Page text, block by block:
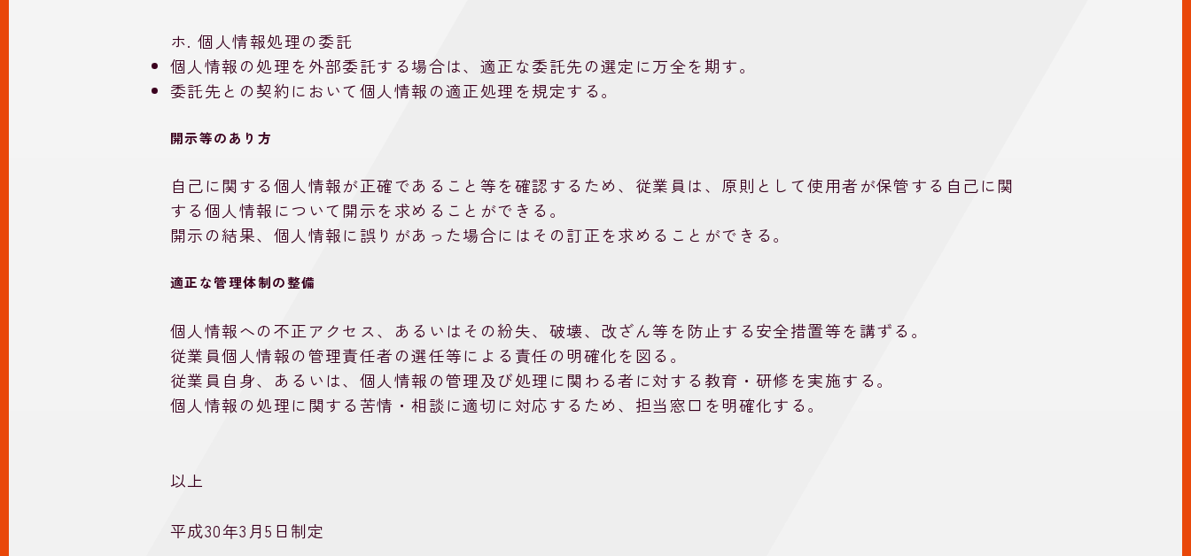
ホ. 個人情報処理の委託
個人情報の処理を外部委託する場合は、適正な委託先の選定に万全を期す。
委託先との契約において個人情報の適正処理を規定する。
開示等のあり方
自己に関する個人情報が正確であること等を確認するため、従業員は、原則として使用者が保管する自己に関
する個人情報について開示を求めることができる。
開示の結果、個人情報に誤りがあった場合にはその訂正を求めることができる。
適正な管理体制の整備
個人情報への不正アクセス、あるいはその紛失、破壊、改ざん等を防止する安全措置等を講ずる。
従業員個人情報の管理責任者の選任等による責任の明確化を図る。
従業員自身、あるいは、個人情報の管理及び処理に関わる者に対する教育・研修を実施する。
個人情報の処理に関する苦情・相談に適切に対応するため、担当窓口を明確化する。
以上
平成30年3月5日制定